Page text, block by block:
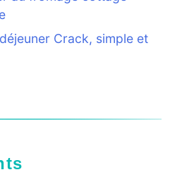
Crack, simple et